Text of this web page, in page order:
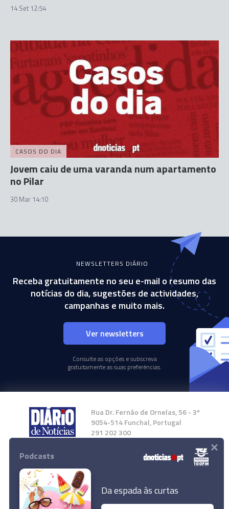
14 Set 12:54
CASOS DO DIA
Jovem caiu de uma varanda num apartamento
no Pilar
30 Mar 14:10
NEWSLETTERS DIÁRIO
Receba gratuitamente no seu e-mail o resumo das
notícias do dia, sugestões de actividades,
campanhas e muito mais.
Ver newsletters
Consulte as opções e subscreva
gratuitamente as suas preferências.
Rua Dr. Fernão de Ornelas, 56 - 3º
9054-514 Funchal, Portugal
291 202 300
Instale a nossa App
Podcasts
Da espada às curtas
×